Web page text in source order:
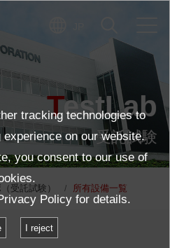
TestLab
受託試験
受託試験） 所有設備一覧
tracking technologies to
on our website.
you consent to our use of
Policy for details.
I reject